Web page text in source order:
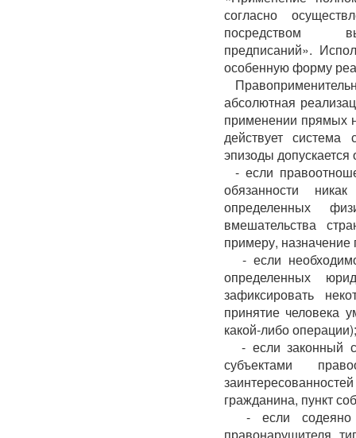
согласно
посредством
предписаний».
особенную форму
абсолютная
применении прямых
действует
эпизоды
- если
обязанности
определенных
вмешательства
примеру,
- если
определенных
зафиксировать
принятие человека
какой-либо операции);
- если законный
субъектами
гражданина, пункт
- если содеяно